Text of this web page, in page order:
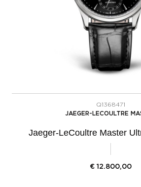
Q1368471
JAEGER-LECOULTRE
Jaeger-LeCoultre Master
€ 12.800,00